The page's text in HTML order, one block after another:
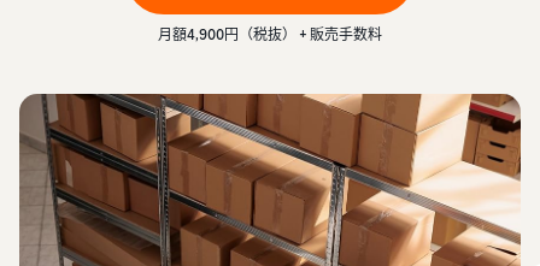
新
卖
家
指
其他费用
查看其他可选计划费用
费
用
卖家自行配送
活支持
多渠道配送 (MFC)
来自我们的 EC 和其他商场
的订单也通过亚马逊物流配
送
工
具
卖家平台（销售管理
工具）
一款从销售、定价到订单管
支
持
资
料
资料获取
我们提供了一本指导手册来
月額4,900円（税抜） + 販売手数料